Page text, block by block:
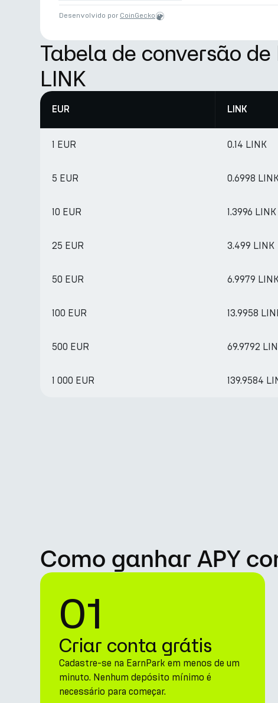
Desenvolvido por CoinGecko
Tabela de conversão de
LINK
EUR LINK
1 EUR 0.14 LINK
5 EUR 0.6998
10 EUR 1.3996 LINK
25 EUR 3.499 LINK
50 EUR 6.9979
100 EUR 13.9958
500 EUR 69.9792
1 000 EUR 139.9584
Como ganhar APY
01
Criar conta grátis
Cadastre-se na EarnPark em menos de um
minuto. Nenhum depósito mínimo é
necessário para começar.